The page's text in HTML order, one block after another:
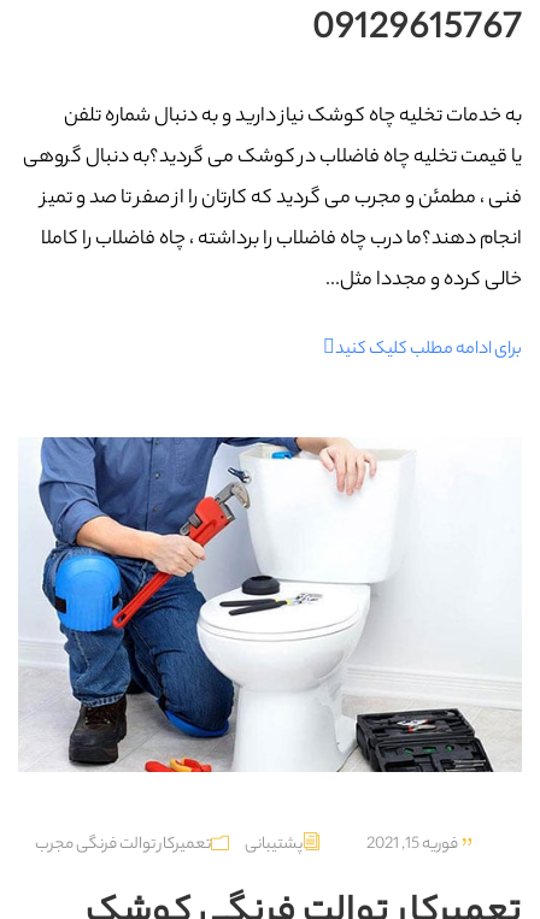
09129615767
به خدمات تخلیه چاه کوشک نیاز دارید و به دنبال شماره تلفن
یا قیمت تخلیه چاه فاضلاب در کوشک می گردید؟به دنبال گروهی
فنی ، مطمئن و مجرب می گردید که کارتان را از صفر تا صد و تمیز
انجام دهند؟ما درب چاه فاضلاب را برداشته ، چاه فاضلاب را کاملا
خالی کرده و مجددا مثل...
برای ادامه مطلب کلیک کنید
فوریه 15, 2021 پشتیبانی تعمیرکار توالت فرنگی مجرب